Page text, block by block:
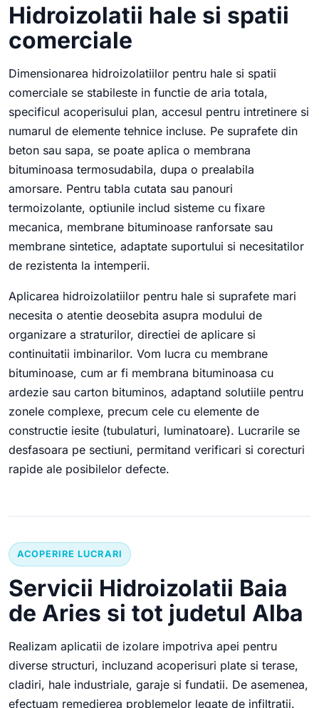
Hidroizolatii hale si spatii
comerciale
Dimensionarea hidroizolatiilor pentru hale si spatii
comerciale se stabileste in functie de aria totala,
specificul acoperisului plan, accesul pentru intretinere si
numarul de elemente tehnice incluse. Pe suprafete din
beton sau sapa, se poate aplica o membrana
bituminoasa termosudabila, dupa o prealabila
amorsare. Pentru tabla cutata sau panouri
termoizolante, optiunile includ sisteme cu fixare
mecanica, membrane bituminoase ranforsate sau
membrane sintetice, adaptate suportului si necesitatilor
de rezistenta la intemperii.
Aplicarea hidroizolatiilor pentru hale si suprafete mari
necesita o atentie deosebita asupra modului de
organizare a straturilor, directiei de aplicare si
continuitatii imbinarilor. Vom lucra cu membrane
bituminoase, cum ar fi membrana bituminoasa cu
ardezie sau carton bituminos, adaptand solutiile pentru
zonele complexe, precum cele cu elemente de
constructie iesite (tubulaturi, luminatoare). Lucrarile se
desfasoara pe sectiuni, permitand verificari si corecturi
rapide ale posibilelor defecte.
ACOPERIRE LUCRARI
Servicii Hidroizolatii Baia
de Aries si tot judetul Alba
Realizam aplicatii de izolare impotriva apei pentru
diverse structuri, incluzand acoperisuri plate si terase,
cladiri, hale industriale, garaje si fundatii. De asemenea,
efectuam remedierea problemelor legate de infiltratii.